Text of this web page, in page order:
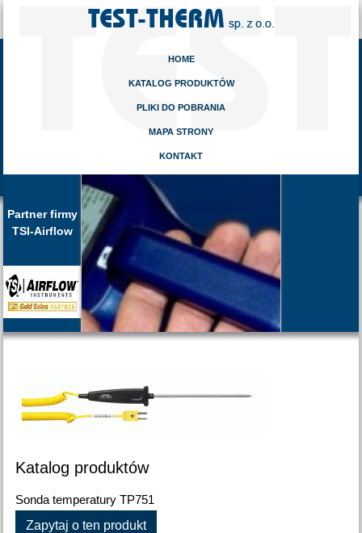
HOME
KATALOG PRODUKTÓW
PLIKI DO POBRANIA
MAPA STRONY
KONTAKT
Partner firmy
TSI-Airflow
Katalog produktów
Sonda temperatury TP751
Zapytaj o ten produkt